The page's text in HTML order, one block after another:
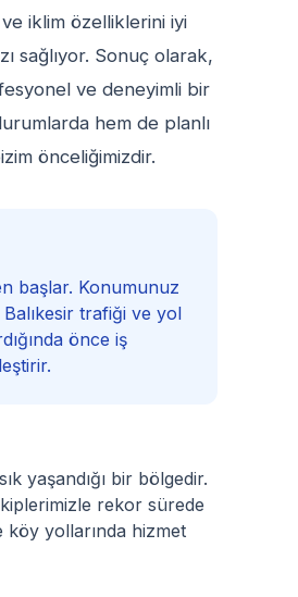
ve iklim özelliklerini iyi
sağlıyor. Sonuç olarak,
ve deneyimli bir
hem de planlı
önceliğimizdir.
başlar. Konumunuz
trafiği ve yol
önce iş
yaşandığı bir bölgedir.
rekor sürede
köy yollarında hizmet